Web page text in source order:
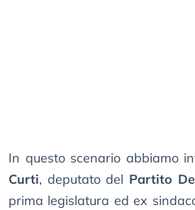
In questo scenario abbiamo
Curti, deputato del Partito
prima legislatura ed ex